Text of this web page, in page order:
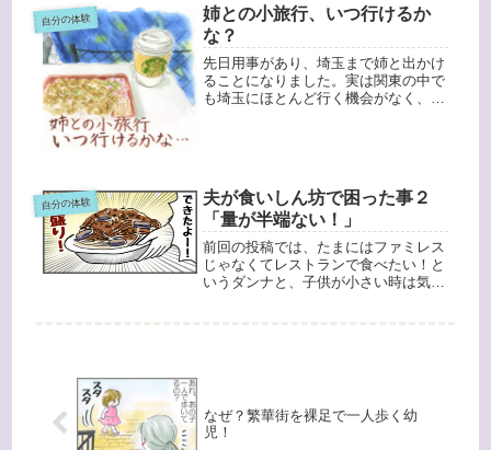
「本当に性別によって可愛さが違うの
かな？」という気持ちもあったんです
が...
自分の体験
姉との小旅行、いつ行けるか
な？
先日用事があり、埼玉まで姉と出かけ
ることになりました。実は関東の中で
も埼玉にほとんど行く機会がなく、い
ませ...
自分の体験
夫が食いしん坊で困った事２
「量が半端ない！」
前回の投稿では、たまにはファミレス
じゃなくてレストランで食べたい！と
いうダンナと、子供が小さい時は気兼
なぜ？繁華街を裸足で一人歩く幼
児！